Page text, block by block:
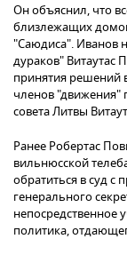
Он объяснил, что
близлежащих
"Саюдиса". Иванов
дураков" Витаутас
принятия решений
членов "движения"
совета Литвы
Ранее Робертас
вильнюсской
обратиться в суд с
генерального
непосредственное
политика,